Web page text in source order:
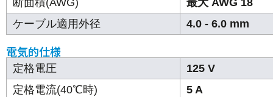
断面積(AWG)
最大 AWG 18
ケーブル適用外径
4.0 - 6.0 mm
電気的仕様
定格電圧
125 V
定格電流(40℃時)
5 A